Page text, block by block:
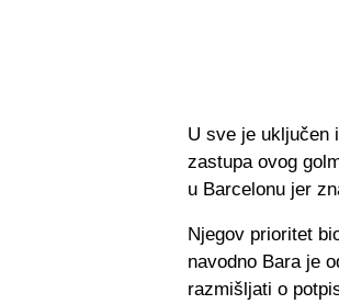
U sve je uključen
zastupa ovog
u Barcelonu jer
Njegov prioritet
navodno Bara je
razmišljati o